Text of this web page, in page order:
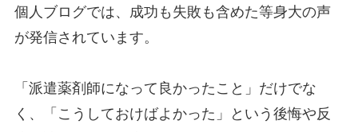
個人ブログでは、成功も失敗も含めた等身大の声
が発信されています。
「派遣薬剤師になって良かったこと」だけでな
く、「こうしておけばよかった」という後悔や反